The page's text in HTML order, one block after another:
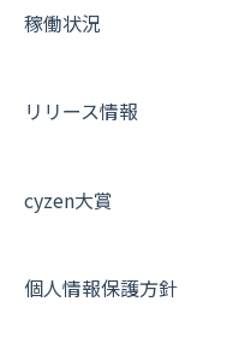
その他よくある質問
稼働状況
リリース情報
cyzen大賞
個人情報保護方針